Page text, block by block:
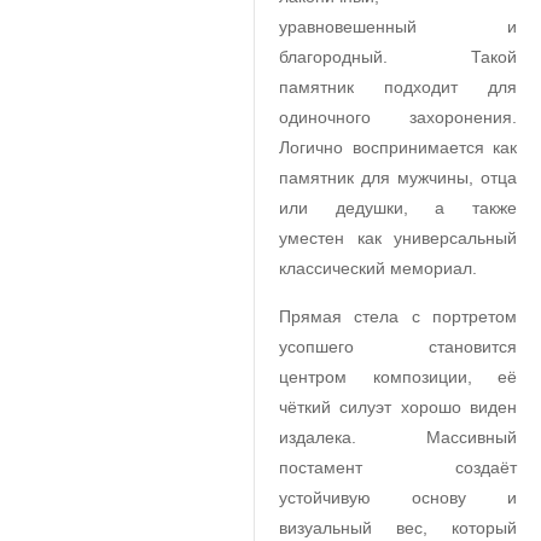
уравновешенный и
благородный. Такой
памятник подходит для
одиночного захоронения.
Логично воспринимается как
памятник для мужчины, отца
или дедушки, а также
уместен как универсальный
классический мемориал.
Прямая стела с портретом
усопшего становится
центром композиции, её
чёткий силуэт хорошо виден
издалека. Массивный
постамент создаёт
устойчивую основу и
визуальный вес, который